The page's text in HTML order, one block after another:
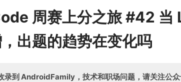
周赛上分之旅 #42 当
出题的趋势在变化吗
录到 AndroidFamily，技术和职场问题，请关注公